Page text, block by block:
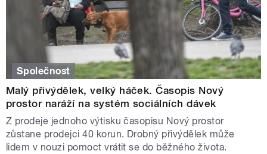
Společnost
Malý přivýdělek, velký háček. Časopis Nový
prostor naráží na systém sociálních dávek
Z prodeje jednoho výtisku časopisu Nový prostor
zůstane prodejci 40 korun. Drobný přivýdělek může
lidem v nouzi pomoct vrátit se do běžného života.